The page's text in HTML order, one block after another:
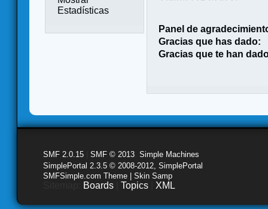
Estadísticas
Panel de
Gracias que has dado:
Gracias que te han
SMF 2.0.15 SMF © 2013 Simple Machines
SimplePortal 2.3.5 © 2008-2012, SimplePortal
SMFSimple.com Theme | Skin Samp
Boards Topics XML